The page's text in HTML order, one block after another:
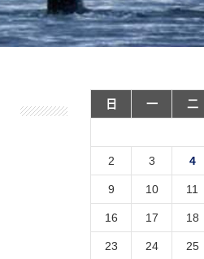
日
一 二
2 3 4
9 10 11
16 17 18
23 24 25